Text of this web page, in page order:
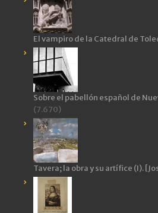
El vampiro de la Catedral de
Sobre el pabellón español de
(7.670)
Tavera; la obra y su artífice (I).